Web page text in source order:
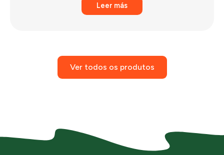
Leer más
Ver todos os produtos